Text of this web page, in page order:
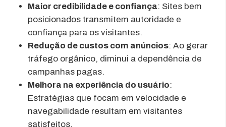
Maior credibilidade e confiança: Sites bem
posicionados transmitem autoridade e
confiança para os visitantes.
Redução de custos com anúncios: Ao gerar
tráfego orgânico, diminui a dependência de
campanhas pagas.
Melhora na experiência do usuário:
Estratégias que focam em velocidade e
navegabilidade resultam em visitantes
satisfeitos.